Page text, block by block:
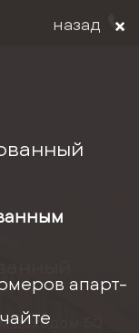
апарт-
доходом 50